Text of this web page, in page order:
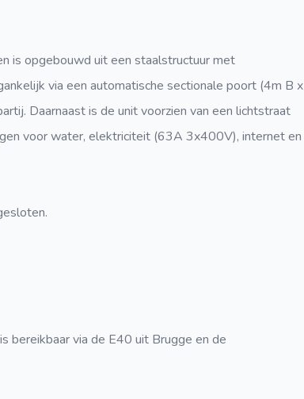
is opgebouwd uit een staalstructuur met
via een automatische sectionale poort (4m B x
Daarnaast is de unit voorzien van een lichtstraat
voor water, elektriciteit (63A 3x400V), internet en
bereikbaar via de E40 uit Brugge en de